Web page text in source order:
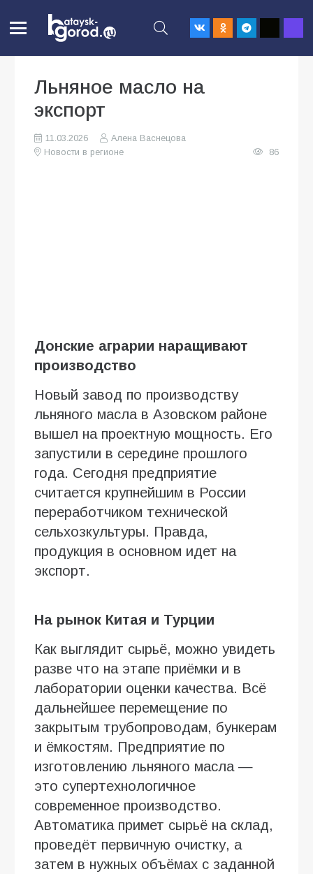
Льняное масло на
экспорт
11.03.2026
Алена Васнецова
Новости в регионе
86
Донские аграрии наращивают
производство
Новый завод по производству
льняного масла в Азовском районе
вышел на проектную мощность. Его
запустили в середине прошлого
года. Сегодня предприятие
считается крупнейшим в России
переработчиком технической
сельхозкультуры. Правда,
продукция в основном идет на
экспорт.
На рынок Китая и Турции
Как выглядит сырьё, можно увидеть
разве что на этапе приёмки и в
лаборатории оценки качества. Всё
дальнейшее перемещение по
закрытым трубопроводам, бункерам
и ёмкостям. Предприятие по
изготовлению льняного масла —
это супертехнологичное
современное производство.
Автоматика примет сырьё на склад,
проведёт первичную очистку, а
затем в нужных объёмах с заданной